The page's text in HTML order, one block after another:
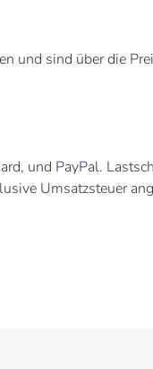
und sind über die
und PayPal.
Umsatzsteuer